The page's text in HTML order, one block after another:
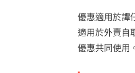
優惠適用於譚
適用於外賣自
優惠共同使用